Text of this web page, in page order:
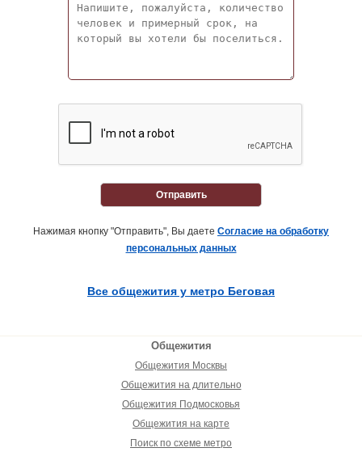
Отправить
Нажимая кнопку "Отправить", Вы даете Согласие на обработку
персональных данных
Все общежития у метро Беговая
Общежития
Общежития Москвы
Общежития на длительно
Общежития Подмосковья
Общежития на карте
Поиск по схеме метро